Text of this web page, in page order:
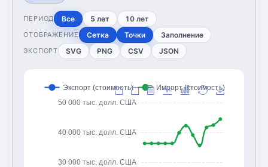
ПЕРИОД Все 5 лет 10 лет
ОТОБРАЖЕНИЕ Сетка Точки Заполнение
ЭКСПОРТ SVG PNG CSV JSON
30 000 тыс. долл. США
40 000 тыс. долл. США
50 000 тыс. долл. США
Экспорт (стоимость) Импорт (стоимость)